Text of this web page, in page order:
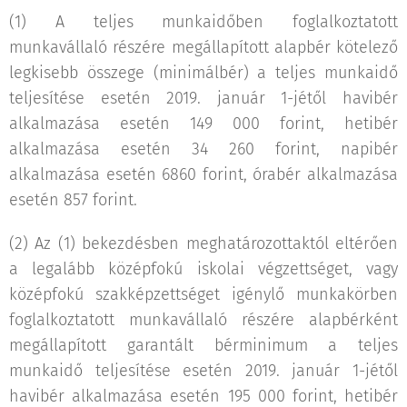
(1) A teljes munkaidőben foglalkoztatott
munkavállaló részére megállapított alapbér kötelező
legkisebb összege (minimálbér) a teljes munkaidő
teljesítése esetén 2019. január 1-jétől havibér
alkalmazása esetén 149 000 forint, hetibér
alkalmazása esetén 34 260 forint, napibér
alkalmazása esetén 6860 forint, órabér alkalmazása
esetén 857 forint.
(2) Az (1) bekezdésben meghatározottaktól eltérően
a legalább középfokú iskolai végzettséget, vagy
középfokú szakképzettséget igénylő munkakörben
foglalkoztatott munkavállaló részére alapbérként
megállapított garantált bérminimum a teljes
munkaidő teljesítése esetén 2019. január 1-jétől
havibér alkalmazása esetén 195 000 forint, hetibér